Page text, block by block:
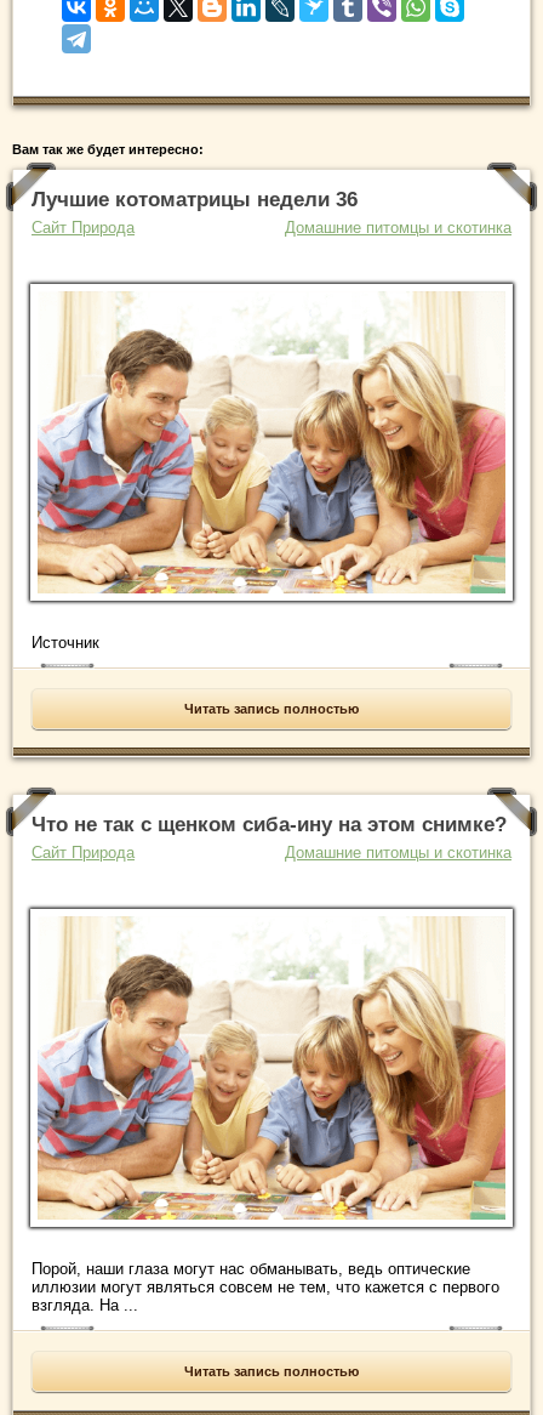
Вам так же будет интересно:
Лучшие котоматрицы недели 36
Сайт Природа Домашние питомцы и скотинка
Источник
Читать запись полностью
Что не так с щенком сиба-ину на этом снимке?
Сайт Природа Домашние питомцы и скотинка
Порой, наши глаза могут нас обманывать, ведь оптические
иллюзии могут являться совсем не тем, что кажется с первого
взгляда. На ...
Читать запись полностью